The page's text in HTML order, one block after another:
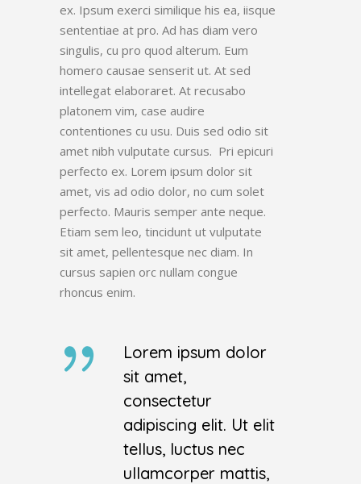
ex. Ipsum exerci similique his ea, iisque
sententiae at pro. Ad has diam vero
singulis, cu pro quod alterum. Eum
homero causae senserit ut. At sed
intellegat elaboraret. At recusabo
platonem vim, case audire
contentiones cu usu. Duis sed odio sit
amet nibh vulputate cursus. Pri epicuri
perfecto ex. Lorem ipsum dolor sit
amet, vis ad odio dolor, no cum solet
perfecto. Mauris semper ante neque.
Etiam sem leo, tincidunt ut vulputate
sit amet, pellentesque nec diam. In
cursus sapien orc nullam congue
rhoncus enim.
Lorem ipsum dolor
sit amet,
consectetur
adipiscing elit. Ut elit
tellus, luctus nec
ullamcorper mattis,